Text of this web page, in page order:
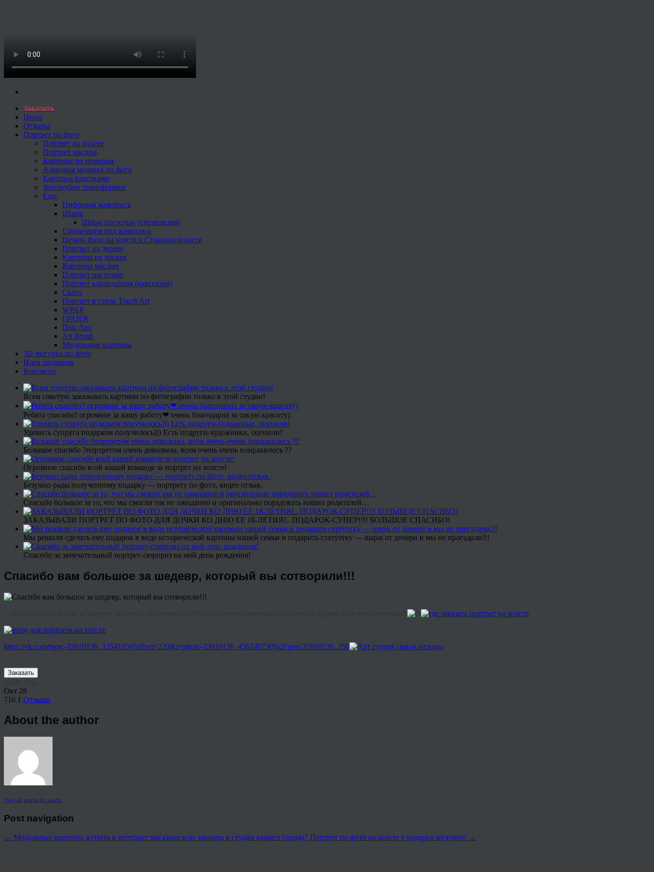
Заказать
Цены
Отзывы
Портрет по фото
Портрет на холсте
Портрет маслом
Картины по номерам
Алмазная мозаика по фото
Картины блестками
Фотокубик трансформер
Еще
Цифровая живопись
Шарж
Шарж пастелью (стилизация)
Стилизация под живопись
Печать фото на холсте в Ставрополеолсте
Портрет на дереве
Картины на досках
Картины маслом
Портрет пастелью
Портрет карандашом (имитация)
Скетч
Портрет в стиле Touch Art
WPAP
ГРАНЖ
Поп Арт
Art Brush
Модульные картины
3D фигурка по фото
Идеи подарков
Контакты
Всем советую заказывать картины по фотографии только в этой студии!
Ребята спасибо? огромное за вашу работу❤ очень благодарна за такую красоту)
Удивить супруга подарком получилось))) Есть подруги-художники, оценили!
Большое спасибо ?портретом очень довольны, всем очень очень понравилось ??
Огромное спасибо всей вашей команде за портрет на холсте!
Безумно рады полученному подарку — портрету по фото, видео отзыв.
Спасибо большое за то, что мы смогли так не ожиданно и оригинально порадовать наших родителей…
ЗАКАЗЫВАЛИ ПОРТРЕТ ПО ФОТО ДЛЯ ДОЧКИ КО ДНЮ ЕЕ 18-ЛЕТИЯ!.. ПОДАРОК-СУПЕР!!!! БОЛЬШОЕ СПАСИБО!
Мы решили сделать ему подарок в виде исторической картины нашей семьи и подарить статуэтку — шарж от дочери и мы не прогадали!!!
Спасибо за замечательный портрет-сюрприз на мой день рождения!
Спасибо вам большое за шедевр, который вы сотворили!!!
https://vk.com/topic-33910136_32541059?offset=220&z=photo-33910136_456240736%2Fpost-33910136_350
Заказать
Окт 28
716 1 Отзывы
About the author
View all articles by rauffri
Post navigation
← Модульные картины, купить в интернет магазине или заказать в студии вашего города? Портрет по фото на холсте в подарок мужчине →